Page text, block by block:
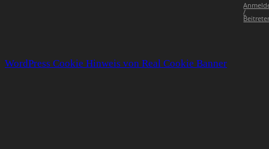
/
WordPress Cookie Hinweis von Real Cookie Banner